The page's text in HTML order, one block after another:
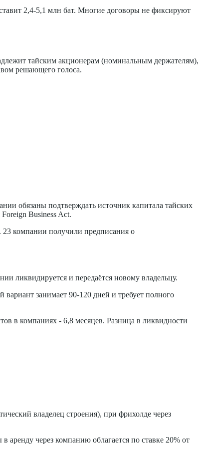
2,4-5,1 млн бат. Многие договоры не фиксируют
тайским акционерам (номинальным держателям),
решающего голоса.
обязаны подтверждать источник капитала тайских
Business Act.
компании получили предписания о
ликвидируется и передаётся новому владельцу.
занимает 90-120 дней и требует полного
в компаниях - 6,8 месяцев. Разница в ликвидности
владелец строения), при фрихолде через
аренду через компанию облагается по ставке 20% от